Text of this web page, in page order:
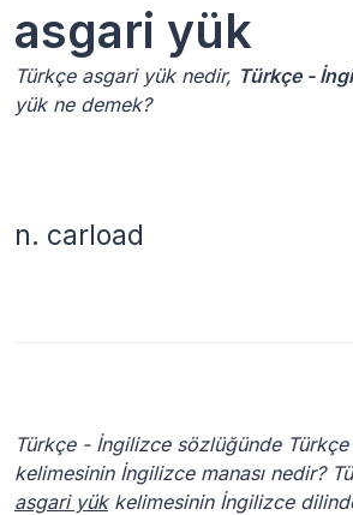
asgari yük
Türkçe asgari yük nedir, Türkçe -
yük ne demek?
n. carload
Türkçe - İngilizce sözlüğünde Türkçe
kelimesinin İngilizce manası nedir?
asgari yükkelimesinin İngilizce